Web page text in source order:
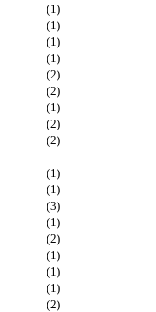
(1)
(1)
(1)
(1)
(2)
(2)
(1)
(2)
(2)
(1)
(1)
(3)
(1)
(2)
(1)
(1)
(1)
(2)